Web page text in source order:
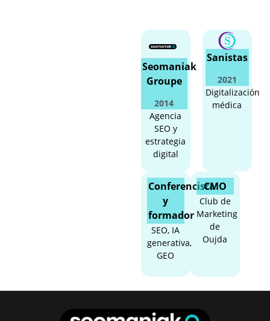
Seomaniak
Groupe
2014
Agencia
SEO y
estrategia
digital
Sanistas
2021
Digitalización
médica
Conferencista
y
formador
SEO, IA
generativa,
GEO
CMO
Club de
Marketing
de
Oujda